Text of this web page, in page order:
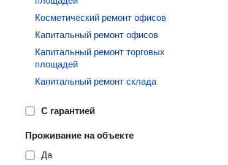
Косметический ремонт офисов
Капитальный ремонт офисов
Капитальный ремонт торговых
площадей
Капитальный ремонт склада
С гарантией
Проживание на объекте
Да